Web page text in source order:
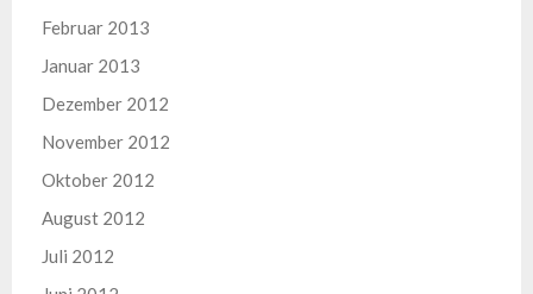
Februar 2013
Januar 2013
Dezember 2012
November 2012
Oktober 2012
August 2012
Juli 2012